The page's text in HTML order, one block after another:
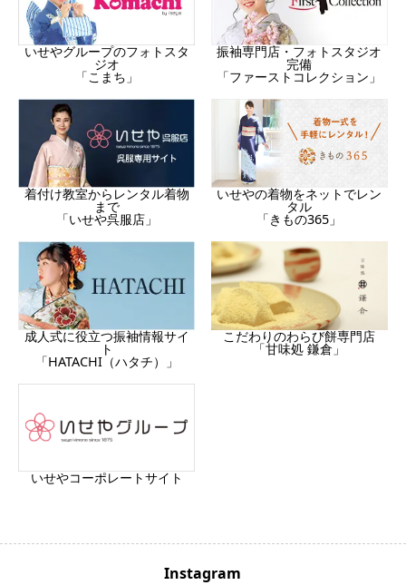
いせやグループのフォトスタ
ジオ
「こまち」
振袖専門店・フォトスタジオ
完備
「ファーストコレクション」
着付け教室からレンタル着物
まで
「いせや呉服店」
いせやの着物をネットでレン
タル
「きもの365」
成人式に役立つ振袖情報サイ
ト
「HATACHI（ハタチ）」
こだわりのわらび餅専門店
「甘味処 鎌倉」
いせやコーポレートサイト
Instagram